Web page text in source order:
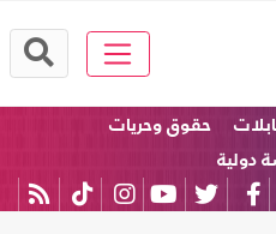
حقوق وحريات
دولية